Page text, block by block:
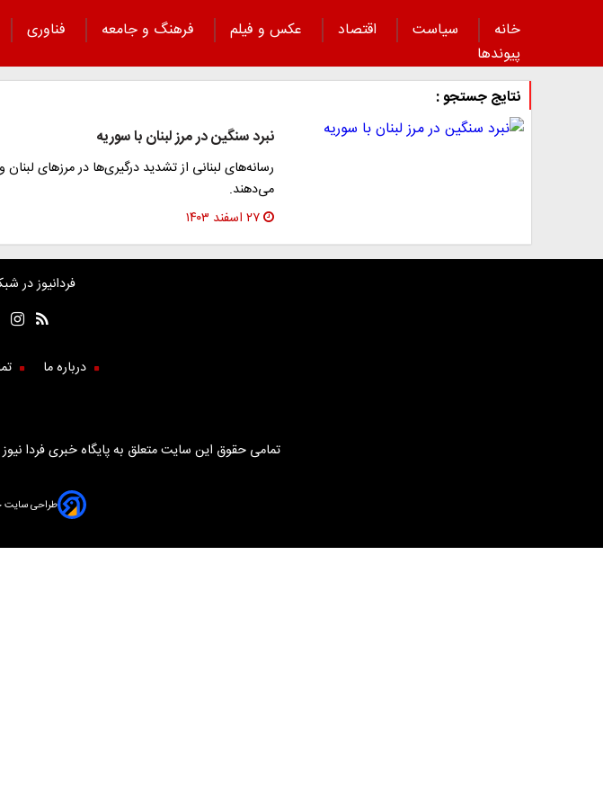
خانه سیاست اقتصاد عکس و فیلم فرهنگ و جامعه
فناوری
پیوند‌ها
نتایج جستجو :
نبرد سنگین در مرز لبنان با سوریه
رسانه‌های لبنانی از تشدید درگیری‌ها در مرزهای
می‌دهند.
۲۷ اسفند ۱۴۰۳
فردانیوز در
درباره ما
تمامی حقوق این سایت متعلق به پایگاه خبری فردا
طراحی سایت